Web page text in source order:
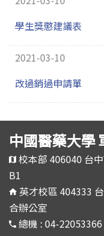
學生獎懲建議表
2021-03-10
改過銷過申請單
中國醫藥大學
校本部 406040 台
B1
英才校區 404333
合辦公室
總機 : 04-